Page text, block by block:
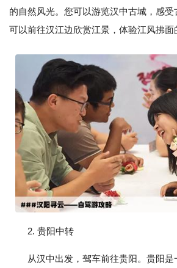
的自然风光。您可以游览汉中古城，感受
可以前往汉江边欣赏江景，体验江风拂面
2. 贵阳中转
从汉中出发，驾车前往贵阳。贵阳